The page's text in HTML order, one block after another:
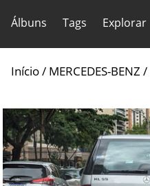
Álbuns Tags Explorar
Início/ MERCEDES-BENZ /